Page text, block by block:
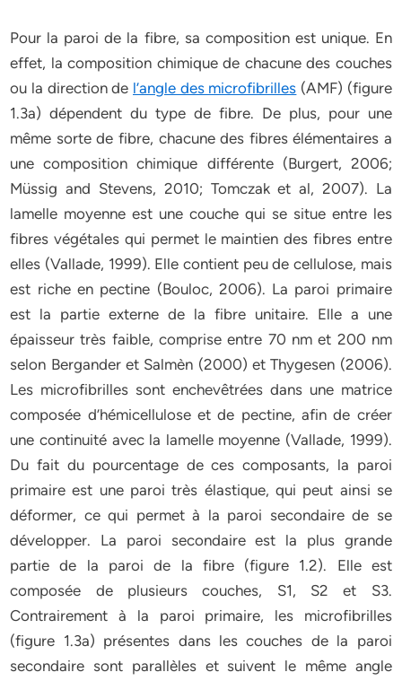
Pour la paroi de la fibre, sa composition est unique. En
effet, la composition chimique de chacune des couches
ou la direction de l’angle des microfibrilles (AMF) (figure
1.3a) dépendent du type de fibre. De plus, pour une
même sorte de fibre, chacune des fibres élémentaires a
une composition chimique différente (Burgert, 2006;
Müssig and Stevens, 2010; Tomczak et al, 2007). La
lamelle moyenne est une couche qui se situe entre les
fibres végétales qui permet le maintien des fibres entre
elles (Vallade, 1999). Elle contient peu de cellulose, mais
est riche en pectine (Bouloc, 2006). La paroi primaire
est la partie externe de la fibre unitaire. Elle a une
épaisseur très faible, comprise entre 70 nm et 200 nm
selon Bergander et Salmèn (2000) et Thygesen (2006).
Les microfibrilles sont enchevêtrées dans une matrice
composée d’hémicellulose et de pectine, afin de créer
une continuité avec la lamelle moyenne (Vallade, 1999).
Du fait du pourcentage de ces composants, la paroi
primaire est une paroi très élastique, qui peut ainsi se
déformer, ce qui permet à la paroi secondaire de se
développer. La paroi secondaire est la plus grande
partie de la paroi de la fibre (figure 1.2). Elle est
composée de plusieurs couches, S1, S2 et S3.
Contrairement à la paroi primaire, les microfibrilles
(figure 1.3a) présentes dans les couches de la paroi
secondaire sont parallèles et suivent le même angle